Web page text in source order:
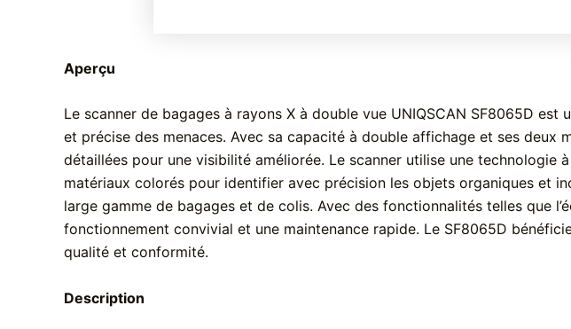
Aperçu
Le scanner de bagages à rayons X à double vue UNIQSCAN SF8065D
et précise des menaces. Avec sa capacité à double affichage et ses
détaillées pour une visibilité améliorée. Le scanner utilise une
matériaux colorés pour identifier avec précision les objets organiques et
large gamme de bagages et de colis. Avec des fonctionnalités telles que
fonctionnement convivial et une maintenance rapide. Le SF8065D
qualité et conformité.
Description